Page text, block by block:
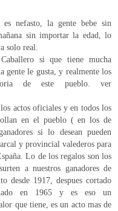
nefasto, la gente bebe sin
sin importar la edad, lo
solo real.
si que tiene mucha
gente le gusta, y realmente los
de este pueblo. ver
actos oficiales y en todos los
en el pueblo ( en los de
si lo desean pueden
y provincial valederos para
Lo de los regalos son los
a nuestros ganadores de
desde 1917, despues cortado
en 1965 y es eso un
que tiene, es un acto mas de